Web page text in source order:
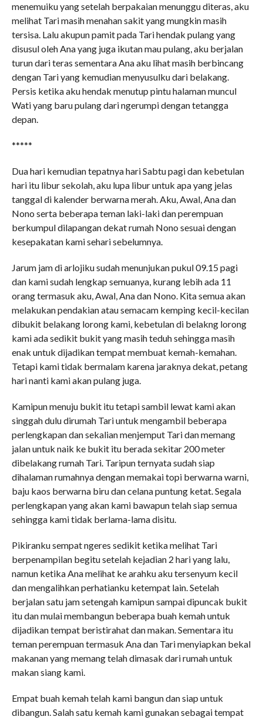
menemuiku yang setelah berpakaian menunggu diteras, aku
melihat Tari masih menahan sakit yang mungkin masih
tersisa. Lalu akupun pamit pada Tari hendak pulang yang
disusul oleh Ana yang juga ikutan mau pulang, aku berjalan
turun dari teras sementara Ana aku lihat masih berbincang
dengan Tari yang kemudian menyusulku dari belakang.
Persis ketika aku hendak menutup pintu halaman muncul
Wati yang baru pulang dari ngerumpi dengan tetangga
depan.
*****
Dua hari kemudian tepatnya hari Sabtu pagi dan kebetulan
hari itu libur sekolah, aku lupa libur untuk apa yang jelas
tanggal di kalender berwarna merah. Aku, Awal, Ana dan
Nono serta beberapa teman laki-laki dan perempuan
berkumpul dilapangan dekat rumah Nono sesuai dengan
kesepakatan kami sehari sebelumnya.
Jarum jam di arlojiku sudah menunjukan pukul 09.15 pagi
dan kami sudah lengkap semuanya, kurang lebih ada 11
orang termasuk aku, Awal, Ana dan Nono. Kita semua akan
melakukan pendakian atau semacam kemping kecil-kecilan
dibukit belakang lorong kami, kebetulan di belakng lorong
kami ada sedikit bukit yang masih teduh sehingga masih
enak untuk dijadikan tempat membuat kemah-kemahan.
Tetapi kami tidak bermalam karena jaraknya dekat, petang
hari nanti kami akan pulang juga.
Kamipun menuju bukit itu tetapi sambil lewat kami akan
singgah dulu dirumah Tari untuk mengambil beberapa
perlengkapan dan sekalian menjemput Tari dan memang
jalan untuk naik ke bukit itu berada sekitar 200 meter
dibelakang rumah Tari. Taripun ternyata sudah siap
dihalaman rumahnya dengan memakai topi berwarna warni,
baju kaos berwarna biru dan celana puntung ketat. Segala
perlengkapan yang akan kami bawapun telah siap semua
sehingga kami tidak berlama-lama disitu.
Pikiranku sempat ngeres sedikit ketika melihat Tari
berpenampilan begitu setelah kejadian 2 hari yang lalu,
namun ketika Ana melihat ke arahku aku tersenyum kecil
dan mengalihkan perhatianku ketempat lain. Setelah
berjalan satu jam setengah kamipun sampai dipuncak bukit
itu dan mulai membangun beberapa buah kemah untuk
dijadikan tempat beristirahat dan makan. Sementara itu
teman perempuan termasuk Ana dan Tari menyiapkan bekal
makanan yang memang telah dimasak dari rumah untuk
makan siang kami.
Empat buah kemah telah kami bangun dan siap untuk
dibangun. Salah satu kemah kami gunakan sebagai tempat